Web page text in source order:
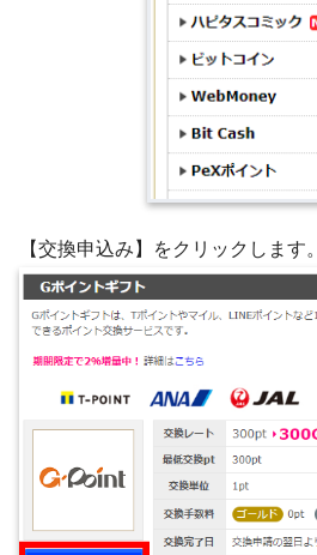
【交換申込み】をクリックします。